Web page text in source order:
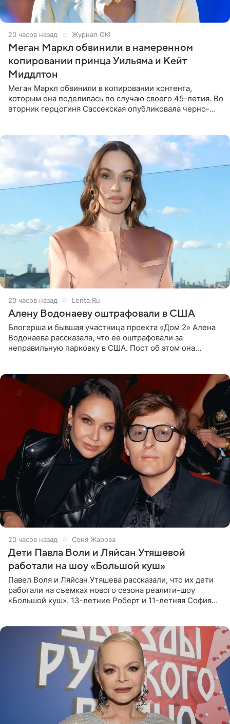
20 часов назад Журнал OK!
Меган Маркл обвинили в намеренном
копировании принца Уильяма и Кейт
Миддлтон
Меган Маркл обвинили в копировании контента,
которым она поделилась по случаю своего 45-летия. Во
вторник герцогиня Сассекская опубликовала черно-
20 часов назад Lenta.Ru
Алену Водонаеву оштрафовали в США
Блогерша и бывшая участница проекта «Дом 2» Алена
Водонаева рассказала, что ее оштрафовали за
неправильную парковку в США. Пост об этом она
20 часов назад Соня Жарова
Дети Павла Воли и Ляйсан Утяшевой
работали на шоу «Большой куш»
Павел Воля и Ляйсан Утяшева рассказали, что их дети
работали на съемках нового сезона реалити-шоу
«Большой куш». 13-летние Роберт и 11-летняя София